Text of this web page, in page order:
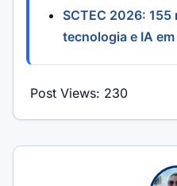
SCTEC 2026:
tecnologia e IA
Post Views: 230